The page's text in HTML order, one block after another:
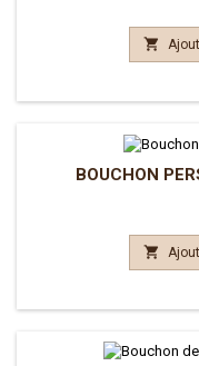

BOUCHON
